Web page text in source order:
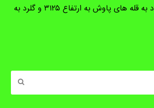
گزارش برنامه صعود به قله های پاوش به ارتفاع ۳۱۲۵ و گلرد به